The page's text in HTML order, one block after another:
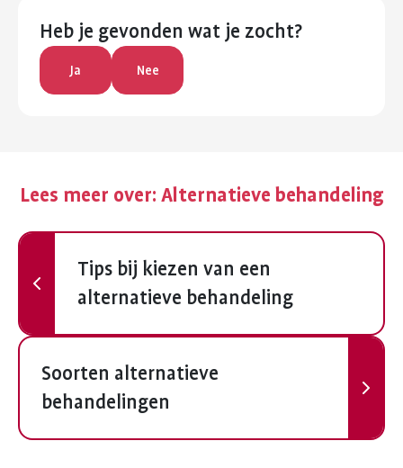
Heb je gevonden wat je zocht?
Ja Nee
Lees meer over: Alternatieve behandeling
Vorige
Tips bij kiezen van een
alternatieve behandeling
Volgende
Soorten alternatieve
behandelingen